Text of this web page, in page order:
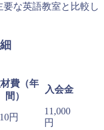
な英語教室と比較し
費（年
間）
入会金
円
11,000
円